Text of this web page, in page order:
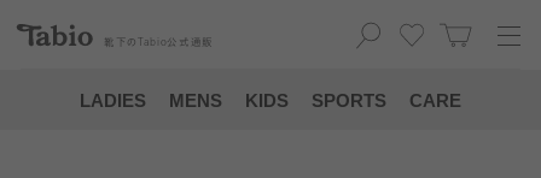
靴下の Tabio 公式通販
LADIES MENS KIDS SPORTS CARE